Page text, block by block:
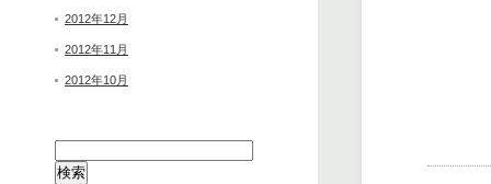
2012年12月
2012年11月
2012年10月
索: